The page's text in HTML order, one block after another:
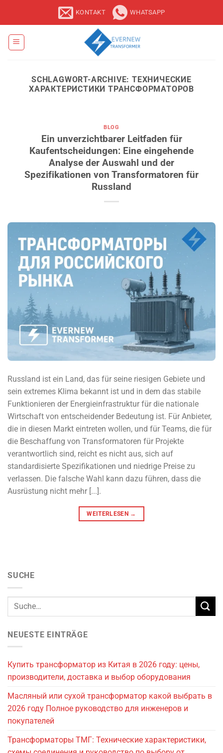
KONTAKT WHATSAPP
SCHLAGWORT-ARCHIVE:ТЕХНИЧЕСКИЕ
ХАРАКТЕРИСТИКИ ТРАНСФОРМАТОРОВ
BLOG
Ein unverzichtbarer Leitfaden für
Kaufentscheidungen: Eine eingehende
Analyse der Auswahl und der
Spezifikationen von Transformatoren für
Russland
Russland ist ein Land, das für seine riesigen Gebiete und
sein extremes Klima bekannt ist und in dem das stabile
Funktionieren der Energieinfrastruktur für die nationale
Wirtschaft von entscheidender Bedeutung ist. Für Anbieter,
die in diesen Markt eintreten wollen, und für Teams, die für
die Beschaffung von Transformatoren für Projekte
verantwortlich sind, reicht es nicht aus, sich auf
standardisierte Spezifikationen und niedrige Preise zu
verlassen. Die falsche Wahl kann dazu führen, dass die
Ausrüstung nicht mehr [...].
WEITERLESEN →
SUCHE
NEUESTE EINTRÄGE
Купить трансформатор из Китая в 2026 году: цены,
производители, доставка и выбор оборудования
Масляный или сухой трансформатор какой выбрать в
2026 году Полное руководство для инженеров и
покупателей
Трансформаторы ТМГ: Технические характеристики,